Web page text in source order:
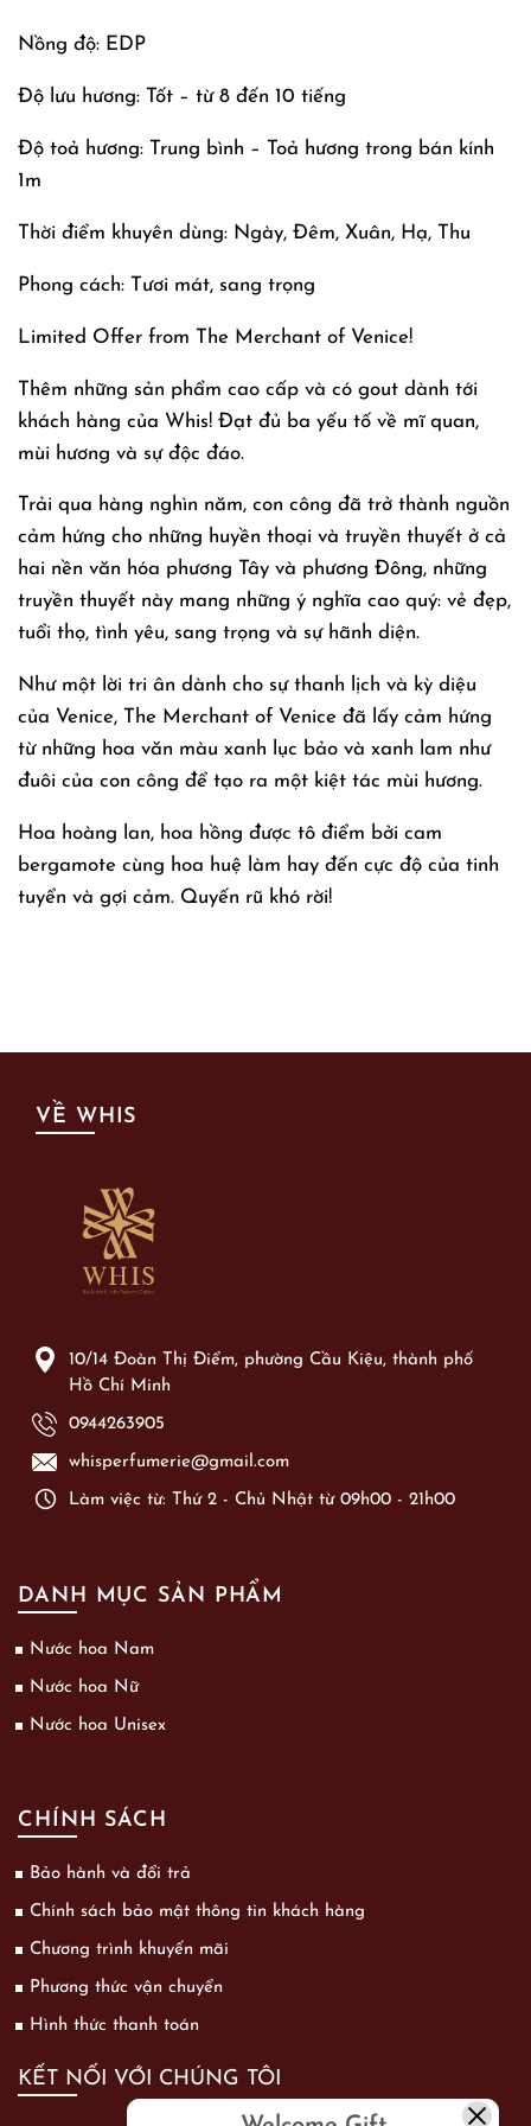
Nồng độ: EDP
Độ lưu hương: Tốt – từ 8 đến 10 tiếng
Độ toả hương: Trung bình – Toả hương trong bán kính
1m
Thời điểm khuyên dùng: Ngày, Đêm, Xuân, Hạ, Thu
Phong cách: Tươi mát, sang trọng
Limited Offer from The Merchant of Venice!
Thêm những sản phẩm cao cấp và có gout dành tới
khách hàng của Whis! Đạt đủ ba yếu tố về mĩ quan,
mùi hương và sự độc đáo.
Trải qua hàng nghìn năm, con công đã trở thành nguồn
cảm hứng cho những huyền thoại và truyền thuyết ở cả
hai nền văn hóa phương Tây và phương Đông, những
truyền thuyết này mang những ý nghĩa cao quý: vẻ đẹp,
tuổi thọ, tình yêu, sang trọng và sự hãnh diện.
Như một lời tri ân dành cho sự thanh lịch và kỳ diệu
của Venice, The Merchant of Venice đã lấy cảm hứng
từ những hoa văn màu xanh lục bảo và xanh lam như
đuôi của con công để tạo ra một kiệt tác mùi hương.
Hoa hoàng lan, hoa hồng được tô điểm bởi cam
bergamote cùng hoa huệ làm hay đến cực độ của tinh
tuyển và gợi cảm. Quyến rũ khó rời!
VỀ WHIS
10/14 Đoàn Thị Điểm, phường Cầu Kiệu, thành phố
Hồ Chí Minh
0944263905
whisperfumerie@gmail.com
Làm việc từ: Thứ 2 - Chủ Nhật từ 09h00 - 21h00
DANH MỤC SẢN PHẨM
Nước hoa Nam
Nước hoa Nữ
Nước hoa Unisex
CHÍNH SÁCH
Bảo hành và đổi trả
Chính sách bảo mật thông tin khách hàng
Chương trình khuyến mãi
Phương thức vận chuyển
Hình thức thanh toán
KẾT NỐI VỚI CHÚNG TÔI